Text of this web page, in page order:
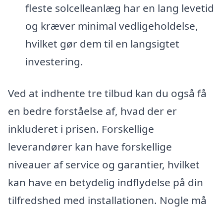
fleste solcelleanlæg har en lang levetid
og kræver minimal vedligeholdelse,
hvilket gør dem til en langsigtet
investering.
Ved at indhente tre tilbud kan du også få
en bedre forståelse af, hvad der er
inkluderet i prisen. Forskellige
leverandører kan have forskellige
niveauer af service og garantier, hvilket
kan have en betydelig indflydelse på din
tilfredshed med installationen. Nogle må